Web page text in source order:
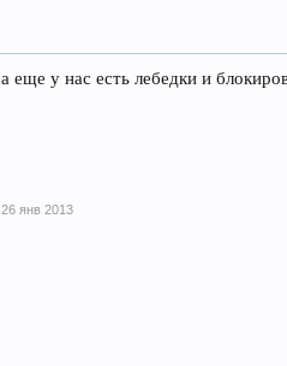
а еще у нас есть лебедки и
26 янв 2013